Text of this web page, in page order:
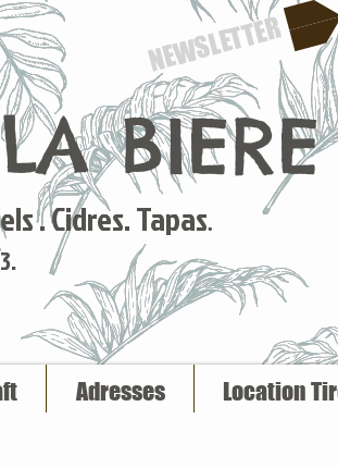
. Cidres. Tapas.
BIERE
NEWSLETTER
Adresses Location